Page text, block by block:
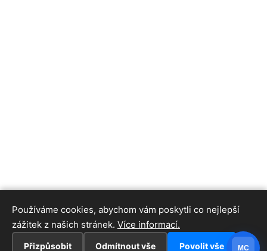
Používáme cookies, abychom vám poskytli co nejlepší
zážitek z našich stránek. Více informací.
Přizpůsobit Odmítnout vše Povolit vše MC